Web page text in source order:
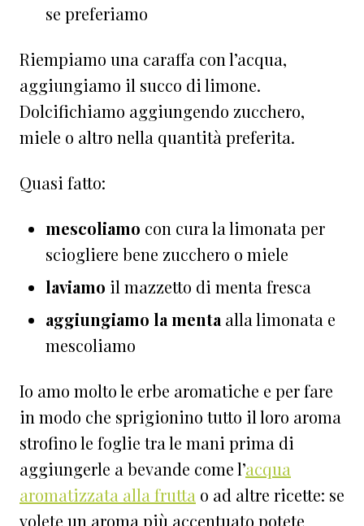
se preferiamo
Riempiamo una caraffa con l’acqua,
aggiungiamo il succo di limone.
Dolcifichiamo aggiungendo zucchero,
miele o altro nella quantità preferita.
Quasi fatto:
mescoliamo con cura la limonata per
sciogliere bene zucchero o miele
laviamo il mazzetto di menta fresca
aggiungiamo la menta alla limonata e
mescoliamo
Io amo molto le erbe aromatiche e per fare
in modo che sprigionino tutto il loro aroma
strofino le foglie tra le mani prima di
aggiungerle a bevande come l’acqua
aromatizzata alla frutta o ad altre ricette: se
volete un aroma più accentuato potete